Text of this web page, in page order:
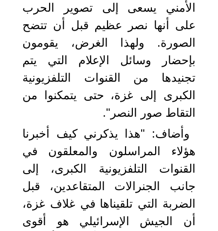
الأمني ​​يسعى إلى تصوير الحرب
على أنها نصر عظيم قبل أن تتضح
الصورة. ولهذا الغرض، يقومون
بإحضار وسائل الإعلام التي يتم
تجنيدها من القنوات التلفزيونية
الكبرى إلى غزة، حتى يتمكنوا من
التقاط صور النصر".
وأضاف: "هذا يذكرني كيف أخبرنا
هؤلاء المراسلون والمعلقون في
القنوات التلفزيونية الكبرى، إلى
جانب الجنرالات المتقاعدين، قبل
الضربة التي تلقيناها في غلاف غزة،
أن الجيش الإسرائيلي هو أقوى